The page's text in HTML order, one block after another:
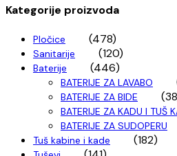
Kategorije proizvoda
Pločice (478)
Sanitarije (120)
Baterije (446)
BATERIJE ZA LAVABO
BATERIJE ZA BIDE
BATERIJE ZA KADU I TUŠ
BATERIJE ZA SUDOPERU
Tuš kabine i kade (182)